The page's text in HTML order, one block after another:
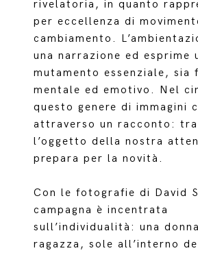
rivelatoria, in quanto
per eccellenza di
cambiamento.
una narrazione ed esprime
mutamento essenziale, sia
mentale ed emotivo. Nel
questo genere di immagini
attraverso un racconto:
l’oggetto della nostra
prepara per la novità.
Con le fotografie di David
campagna è incentrata
sull’individualità: una
ragazza, sole all’interno